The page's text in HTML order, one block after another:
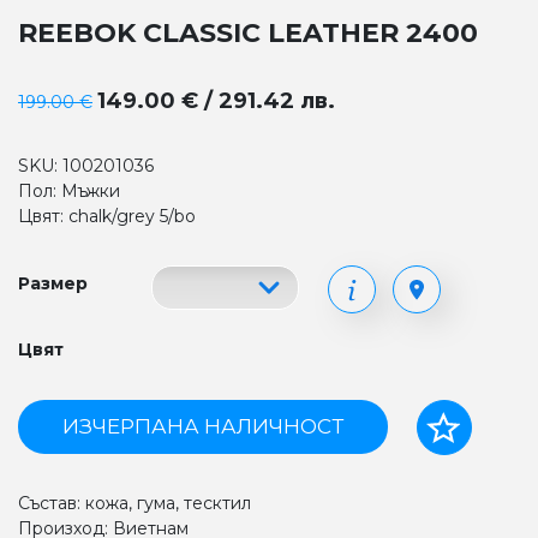
REEBOK CLASSIC LEATHER 2400
199.00 € 149.00 € / 291.42 лв.
SKU: 100201036
Пол: Мъжки
Цвят: chalk/grey 5/bo
Размер
Цвят
ИЗЧЕРПАНА НАЛИЧНОСТ
Състав: кожа, гума, тесктил
Произход: Виетнам